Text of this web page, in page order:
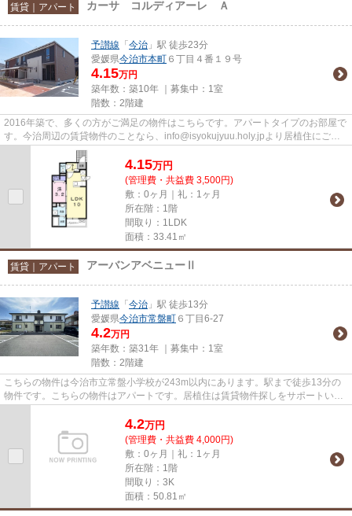
賃貸｜アパート カーサ コルディアーレ Ａ
予讃線 「 今治 」駅 徒歩23分
愛媛県今治市本町 ６丁目４番１９号
4.15万円
築年数：築10年 ｜募集中： 1室
階数：2階建
2016年築で、多くの方がご満足の物件はこちらです。アパートタイプのお部屋で
す。今治周辺の賃貸物件のことなら、info@isyokujyuu.holy.jpより居植住にご連
絡下さい。多種多様な物件を...
4.15万円
(管理費・共益費 3,500円)
敷：0ヶ月｜礼：1ヶ月
所在階：1階
間取り：1LDK
面積：33.41㎡
賃貸｜アパート アーバンアベニューⅡ
予讃線 「 今治 」駅 徒歩13分
愛媛県今治市常盤町 ６丁目6-27
4.2万円
築年数：築31年 ｜募集中： 1室
階数：2階建
こちらの物件は今治市立常盤小学校が243m以内にあります。駅まで徒歩13分の
物件です。こちらの物件はアパートです。居植住は賃貸物件探しをサポートいた
4.2万円
(管理費・共益費 4,000円)
敷：0ヶ月｜礼：1ヶ月
所在階：1階
間取り：3K
面積：50.81㎡